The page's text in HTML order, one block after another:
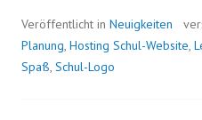
Veröffentlicht in Neuigkeiten
Planung, Hosting Schul-Website,
Spaß, Schul-Logo